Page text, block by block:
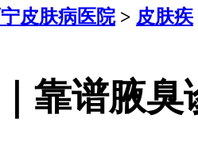
皮肤病医院> 皮肤疾
靠谱腋